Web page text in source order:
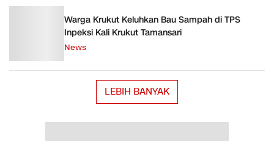
Warga Krukut Keluhkan Bau Sampah di TPS
Inpeksi Kali Krukut Tamansari
News
LEBIH BANYAK